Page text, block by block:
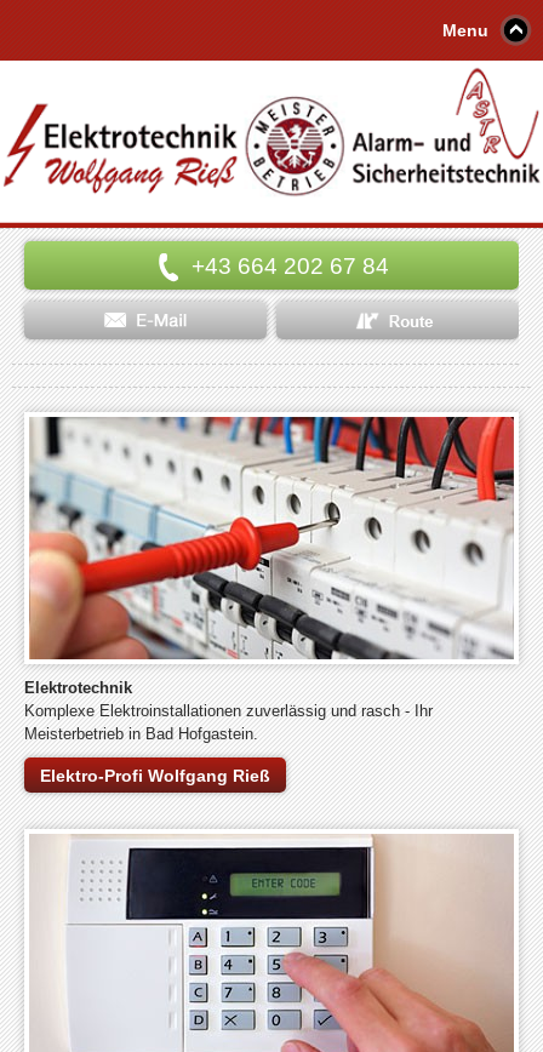
Menu
+43 664 202 67 84
Elektrotechnik
Komplexe Elektroinstallationen zuverlässig und rasch - Ihr
Meisterbetrieb in Bad Hofgastein.
Elektro-Profi Wolfgang Rieß